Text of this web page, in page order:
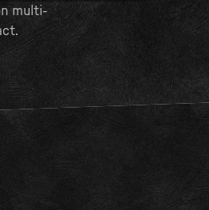
multi-